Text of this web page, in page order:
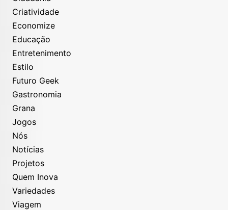
Criatividade
Economize
Educação
Entretenimento
Estilo
Futuro Geek
Gastronomia
Grana
Jogos
Nós
Notícias
Projetos
Quem Inova
Variedades
Viagem